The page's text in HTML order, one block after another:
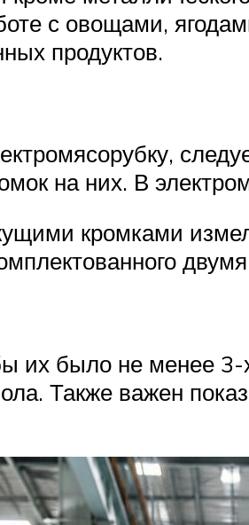
с овощами,
продуктов.
на них. В
кромками
их было не менее 3-
Также важен